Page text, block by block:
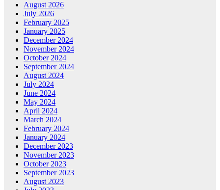
August 2026
July 2026
February 2025
January 2025
December 2024
November 2024
October 2024
September 2024
August 2024
July 2024
June 2024
May 2024
April 2024
March 2024
February 2024
January 2024
December 2023
November 2023
October 2023
September 2023
August 2023